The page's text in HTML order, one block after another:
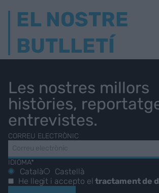
EL NOSTRE
BUTLLETÍ
Les nostres millors
històries,
entrevistes.
CORREU ELECTRÒNIC
IDIOMA*
Català
Castellà
He llegit i accepto eltractament de